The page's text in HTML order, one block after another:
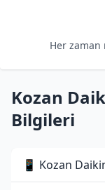
Her
Kozan
Bilgileri
📱 Kozan